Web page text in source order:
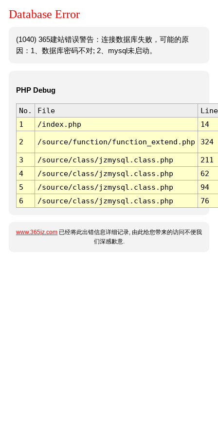
Database Error
(1040) 365建站错误警告：连接数据库失败，可能的原
因：1、数据库密码不对; 2、mysql未启动。
PHP Debug
No. File
Line
1
/index.php 14
2 /source/function/function_extend.php 324
3 /source/class/jzmysql.class.php
211
4
/source/class/jzmysql.class.php
62
5
/source/class/jzmysql.class.php
94
6
/source/class/jzmysql.class.php 76
www.365jz.com 已经将此出错信息详细记录, 由此给您带来的访问不便我
们深感歉意.